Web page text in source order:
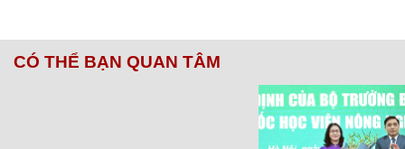
CÓ THỂ BẠN QUAN TÂM